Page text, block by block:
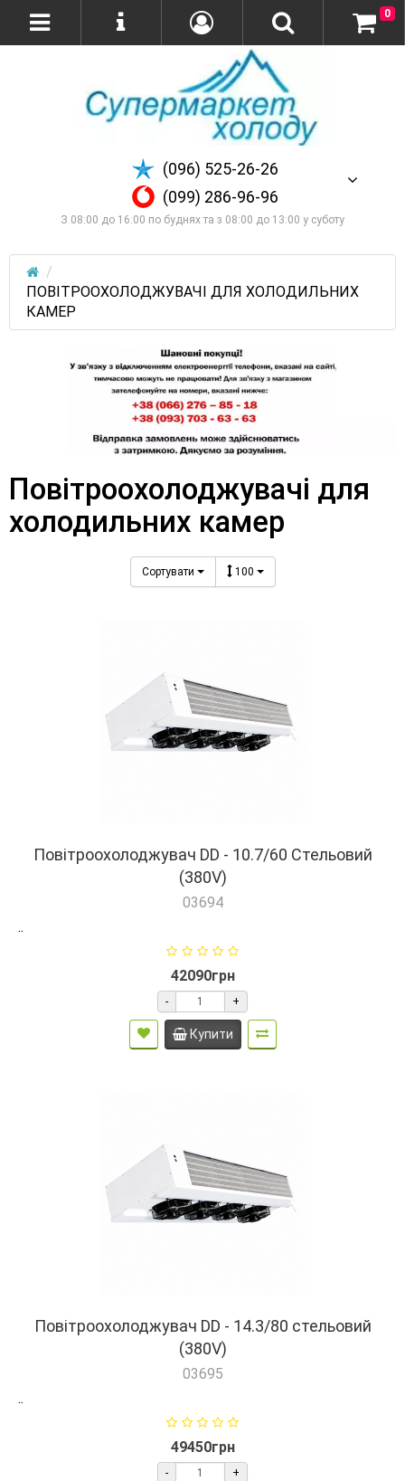
(096) 525-26-26
(099) 286-96-96
З 08:00 до 16:00 по буднях та з 08:00 до 13:00 у суботу
0
ПОВІТРООХОЛОДЖУВАЧІ ДЛЯ ХОЛОДИЛЬНИХ
КАМЕР
Повітроохолоджувачі для
холодильних камер
Сортувати 100
Повітроохолоджувач DD - 10.7/60 Стельовий
(380V)
03694
..
42090грн
- +
Купити
Повітроохолоджувач DD - 14.3/80 стельовий
(380V)
03695
..
49450грн
- +